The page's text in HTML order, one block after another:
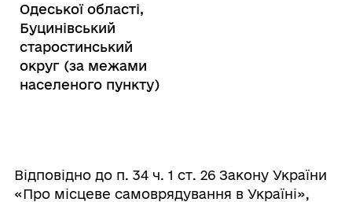
Одеської області,
Буцинівський
старостинський
округ (за межами
населеного пункту)
Відповідно до п. 34 ч. 1 ст. 26 Закону України
«Про місцеве самоврядування в Україні»,